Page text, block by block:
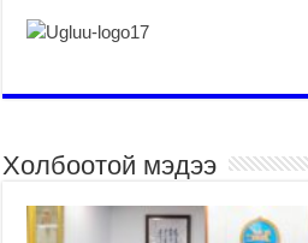
Холбоотой мэдээ